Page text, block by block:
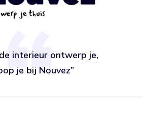
interieur ontwerp je,
je bij Nouvez”